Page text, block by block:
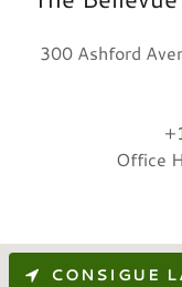
300 Ashford
+
Office
CONSIGUE